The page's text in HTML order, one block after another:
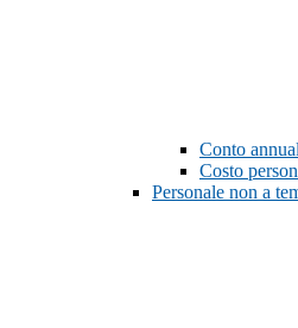
Conto
Costo
Personale non a